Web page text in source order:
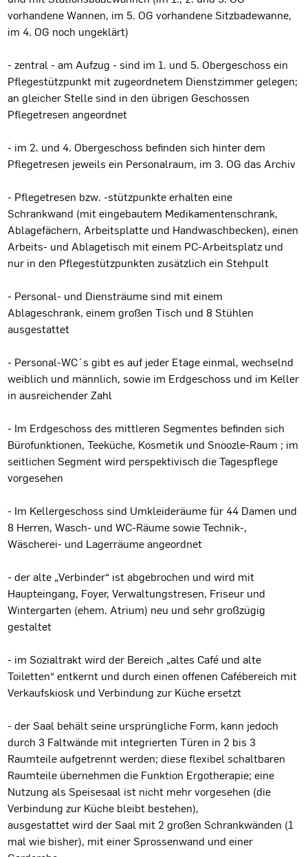
vorhandene Wannen, im 5. OG vorhandene Sitzbadewanne,
im 4. OG noch ungeklärt)
- zentral - am Aufzug - sind im 1. und 5. Obergeschoss ein
Pflegestützpunkt mit zugeordnetem Dienstzimmer gelegen;
an gleicher Stelle sind in den übrigen Geschossen
Pflegetresen angeordnet
- im 2. und 4. Obergeschoss befinden sich hinter dem
Pflegetresen jeweils ein Personalraum, im 3. OG das Archiv
- Pflegetresen bzw. -stützpunkte erhalten eine
Schrankwand (mit eingebautem Medikamentenschrank,
Ablagefächern, Arbeitsplatte und Handwaschbecken), einen
Arbeits- und Ablagetisch mit einem PC-Arbeitsplatz und
nur in den Pflegestützpunkten zusätzlich ein Stehpult
- Personal- und Diensträume sind mit einem
Ablageschrank, einem großen Tisch und 8 Stühlen
ausgestattet
- Personal-WC´s gibt es auf jeder Etage einmal, wechselnd
weiblich und männlich, sowie im Erdgeschoss und im Keller
in ausreichender Zahl
- Im Erdgeschoss des mittleren Segmentes befinden sich
Bürofunktionen, Teeküche, Kosmetik und Snoozle-Raum ; im
seitlichen Segment wird perspektivisch die Tagespflege
vorgesehen
- Im Kellergeschoss sind Umkleideräume für 44 Damen und
8 Herren, Wasch- und WC-Räume sowie Technik-,
Wäscherei- und Lagerräume angeordnet
- der alte „Verbinder“ ist abgebrochen und wird mit
Haupteingang, Foyer, Verwaltungstresen, Friseur und
Wintergarten (ehem. Atrium) neu und sehr großzügig
gestaltet
- im Sozialtrakt wird der Bereich „altes Café und alte
Toiletten“ entkernt und durch einen offenen Cafébereich mit
Verkaufskiosk und Verbindung zur Küche ersetzt
- der Saal behält seine ursprüngliche Form, kann jedoch
durch 3 Faltwände mit integrierten Türen in 2 bis 3
Raumteile aufgetrennt werden; diese flexibel schaltbaren
Raumteile übernehmen die Funktion Ergotherapie; eine
Nutzung als Speisesaal ist nicht mehr vorgesehen (die
Verbindung zur Küche bleibt bestehen),
ausgestattet wird der Saal mit 2 großen Schrankwänden (1
mal wie bisher), mit einer Sprossenwand und einer